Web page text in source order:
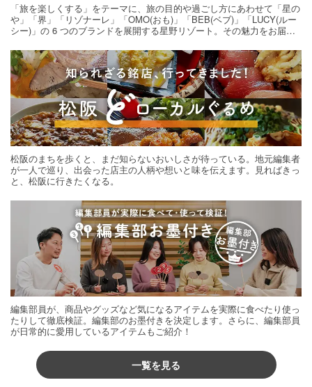
「旅を楽しくする」をテーマに、旅の目的や過ごし方にあわせて「星の
や」「界」「リゾナーレ」「OMO(おも)」「BEB(ベブ)」「LUCY(ルー
シー)」の 6 つのブランドを展開する星野リゾート。その魅力をお届け
松阪のまちを歩くと、まだ知らないおいしさが待っている。地元編集者
が一人で巡り、出会った店主の人柄や想いと味を伝えます。見ればきっ
と、松阪に行きたくなる。
編集部員が、商品やグッズなど気になるアイテムを実際に食べたり使っ
たりして徹底検証。編集部のお墨付きを決定します。さらに、編集部員
が日常的に愛用しているアイテムもご紹介！
一覧を見る